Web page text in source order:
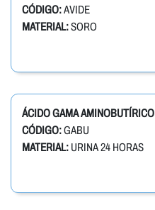
CÓDIGO:AVIDE
MATERIAL:SORO
ÁCIDO GAMA AMINOBUTÍRICO
CÓDIGO:GABU
MATERIAL: URINA 24 HORAS